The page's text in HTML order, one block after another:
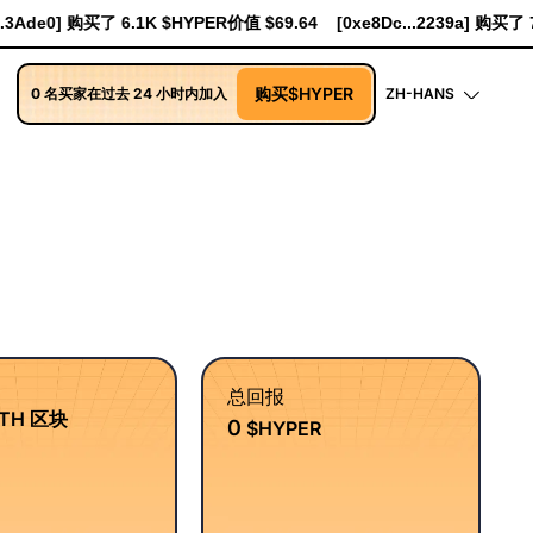
购买了 6.1K $HYPER价值 $69.64 [0xe8Dc...2239a] 购买了 741
0 名买家在过去 24 小时内加入 购买$HYPER ZH-HANS
区块
总回报
0 $HYPER